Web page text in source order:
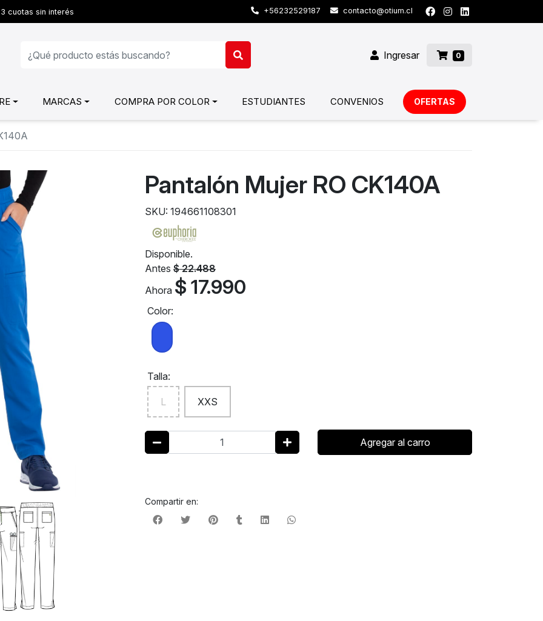
cuotas sin interés +56232529187 contacto@otium.cl
Ingresar 0
MARCAS COMPRA POR COLOR ESTUDIANTES CONVENIOS OFERTAS
Pantalón Mujer RO CK140A
SKU: 194661108301
Disponible.
Antes $ 22.488
Ahora $ 17.990
Color:
Talla:
L XXS
Agregar al carro
Compartir en: